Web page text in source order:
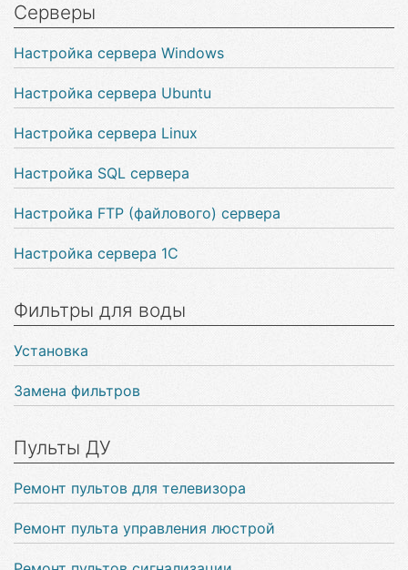
Серверы
Настройка сервера Windows
Настройка сервера Ubuntu
Настройка сервера Linux
Настройка SQL сервера
Настройка FTP (файлового) сервера
Настройка сервера 1С
Фильтры для воды
Установка
Замена фильтров
Пульты ДУ
Ремонт пультов для телевизора
Ремонт пульта управления люстрой